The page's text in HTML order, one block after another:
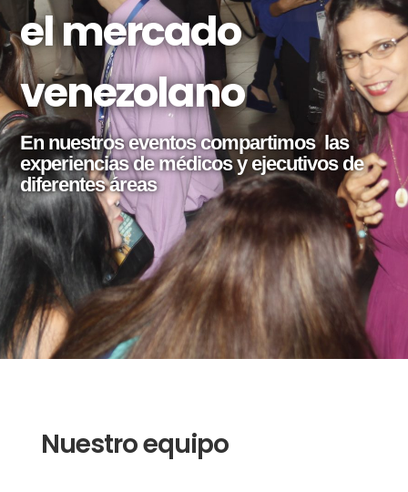
el mercado
venezolano
En nuestros eventos compartimos las
experiencias de médicos y ejecutivos de
diferentes áreas
Nuestro equipo